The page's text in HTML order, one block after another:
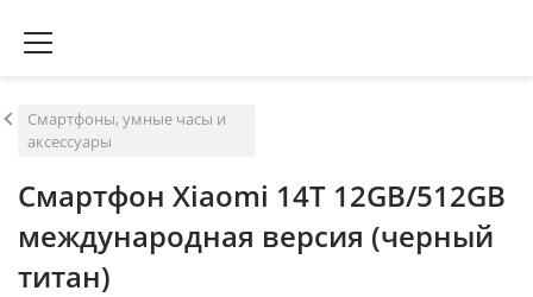
Смартфоны, умные часы и
аксессуары
Смартфон Xiaomi 14T 12GB/512GB
международная версия (черный
титан)